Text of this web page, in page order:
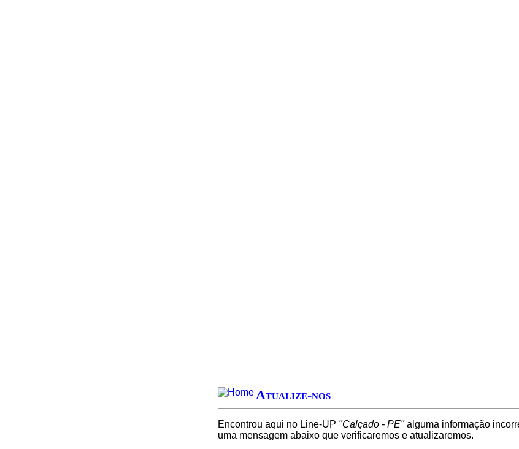
Atualize-nos
Encontrou aqui no Line-UP "Calçado - PE"alguma informação
uma mensagem abaixo que verificaremos e atualizaremos.